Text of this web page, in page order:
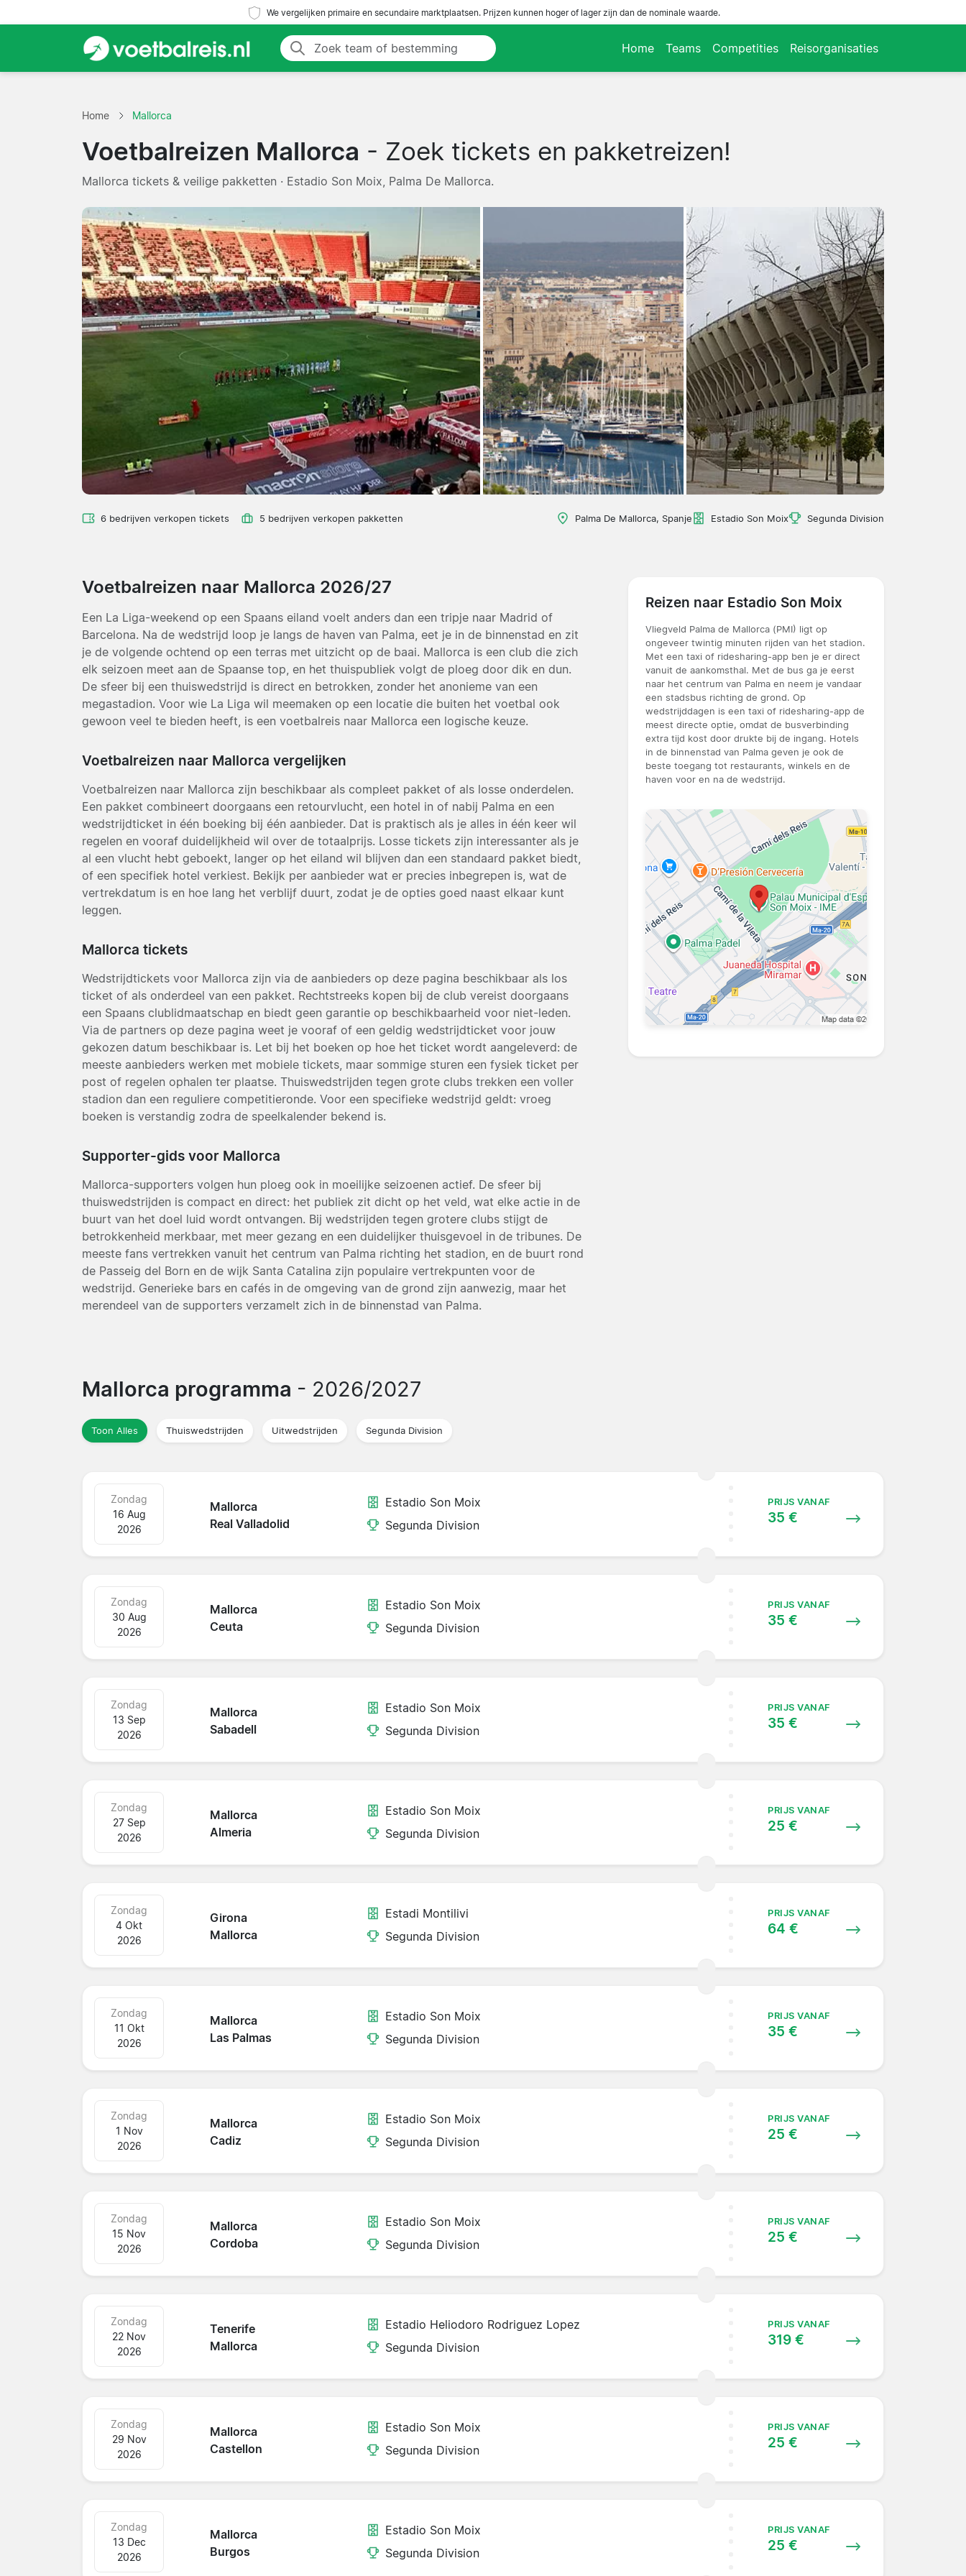
We vergelijken primaire en secundaire marktplaatsen. Prijzen kunnen hoger of lager zijn dan de nominale waarde.
Home Teams Competities Reisorganisaties
Home Mallorca
Voetbalreizen Mallorca - Zoek tickets en pakketreizen!
Mallorca tickets & veilige pakketten · Estadio Son Moix, Palma De Mallorca.
6 bedrijven verkopen tickets 5 bedrijven verkopen pakketten Palma De Mallorca, Spanje Estadio Son Moix Segunda Division
Voetbalreizen naar Mallorca 2026/27
Een La Liga-weekend op een Spaans eiland voelt anders dan een tripje naar Madrid of
Barcelona. Na de wedstrijd loop je langs de haven van Palma, eet je in de binnenstad en zit
je de volgende ochtend op een terras met uitzicht op de baai. Mallorca is een club die zich
elk seizoen meet aan de Spaanse top, en het thuispubliek volgt de ploeg door dik en dun.
De sfeer bij een thuiswedstrijd is direct en betrokken, zonder het anonieme van een
megastadion. Voor wie La Liga wil meemaken op een locatie die buiten het voetbal ook
gewoon veel te bieden heeft, is een voetbalreis naar Mallorca een logische keuze.
Voetbalreizen naar Mallorca vergelijken
Voetbalreizen naar Mallorca zijn beschikbaar als compleet pakket of als losse onderdelen.
Een pakket combineert doorgaans een retourvlucht, een hotel in of nabij Palma en een
wedstrijdticket in één boeking bij één aanbieder. Dat is praktisch als je alles in één keer wil
regelen en vooraf duidelijkheid wil over de totaalprijs. Losse tickets zijn interessanter als je
al een vlucht hebt geboekt, langer op het eiland wil blijven dan een standaard pakket biedt,
of een specifiek hotel verkiest. Bekijk per aanbieder wat er precies inbegrepen is, wat de
vertrekdatum is en hoe lang het verblijf duurt, zodat je de opties goed naast elkaar kunt
leggen.
Mallorca tickets
Wedstrijdtickets voor Mallorca zijn via de aanbieders op deze pagina beschikbaar als los
ticket of als onderdeel van een pakket. Rechtstreeks kopen bij de club vereist doorgaans
een Spaans clublidmaatschap en biedt geen garantie op beschikbaarheid voor niet-leden.
Via de partners op deze pagina weet je vooraf of een geldig wedstrijdticket voor jouw
gekozen datum beschikbaar is. Let bij het boeken op hoe het ticket wordt aangeleverd: de
meeste aanbieders werken met mobiele tickets, maar sommige sturen een fysiek ticket per
post of regelen ophalen ter plaatse. Thuiswedstrijden tegen grote clubs trekken een voller
stadion dan een reguliere competitieronde. Voor een specifieke wedstrijd geldt: vroeg
boeken is verstandig zodra de speelkalender bekend is.
Supporter-gids voor Mallorca
Mallorca-supporters volgen hun ploeg ook in moeilijke seizoenen actief. De sfeer bij
thuiswedstrijden is compact en direct: het publiek zit dicht op het veld, wat elke actie in de
buurt van het doel luid wordt ontvangen. Bij wedstrijden tegen grotere clubs stijgt de
betrokkenheid merkbaar, met meer gezang en een duidelijker thuisgevoel in de tribunes. De
meeste fans vertrekken vanuit het centrum van Palma richting het stadion, en de buurt rond
de Passeig del Born en de wijk Santa Catalina zijn populaire vertrekpunten voor de
wedstrijd. Generieke bars en cafés in de omgeving van de grond zijn aanwezig, maar het
merendeel van de supporters verzamelt zich in de binnenstad van Palma.
Reizen naar Estadio Son Moix
Vliegveld Palma de Mallorca (PMI) ligt op
ongeveer twintig minuten rijden van het stadion.
Met een taxi of ridesharing-app ben je er direct
vanuit de aankomsthal. Met de bus ga je eerst
naar het centrum van Palma en neem je vandaar
een stadsbus richting de grond. Op
wedstrijddagen is een taxi of ridesharing-app de
meest directe optie, omdat de busverbinding
extra tijd kost door drukte bij de ingang. Hotels
in de binnenstad van Palma geven je ook de
beste toegang tot restaurants, winkels en de
haven voor en na de wedstrijd.
Mallorca programma - 2026/2027
Toon Alles Thuiswedstrijden Uitwedstrijden Segunda Division
Mallorca
Real Valladolid
Zondag
16 Aug
2026
Estadio Son Moix
Segunda Division
PRIJS VANAF
35 €
Mallorca
Ceuta
Zondag
30 Aug
2026
Estadio Son Moix
Segunda Division
PRIJS VANAF
35 €
Mallorca
Sabadell
Zondag
13 Sep
2026
Estadio Son Moix
Segunda Division
PRIJS VANAF
35 €
Mallorca
Almeria
Zondag
27 Sep
2026
Estadio Son Moix
Segunda Division
PRIJS VANAF
25 €
Girona
Mallorca
Zondag
4 Okt
2026
Estadi Montilivi
Segunda Division
PRIJS VANAF
64 €
Mallorca
Las Palmas
Zondag
11 Okt
2026
Estadio Son Moix
Segunda Division
PRIJS VANAF
35 €
Mallorca
Cadiz
Zondag
1 Nov
2026
Estadio Son Moix
Segunda Division
PRIJS VANAF
25 €
Mallorca
Cordoba
Zondag
15 Nov
2026
Estadio Son Moix
Segunda Division
PRIJS VANAF
25 €
Tenerife
Mallorca
Zondag
22 Nov
2026
Estadio Heliodoro Rodriguez Lopez
Segunda Division
PRIJS VANAF
319 €
Mallorca
Castellon
Zondag
29 Nov
2026
Estadio Son Moix
Segunda Division
PRIJS VANAF
25 €
Mallorca
Burgos
Zondag
13 Dec
2026
Estadio Son Moix
Segunda Division
PRIJS VANAF
25 €